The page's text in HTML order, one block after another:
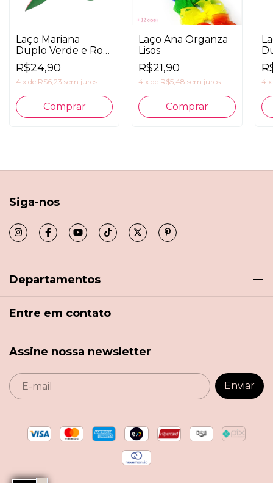
Laço Mariana
Duplo Verde e Rosa
Neon
R$24,90
4 x de R$6,23 sem juros
Laço Ana Organza
Lisos
R$21,90
4 xde R$5,48 sem juros
Comprar
4 x
Siga-nos
Departamentos
Entre em contato
Assine nossa newsletter